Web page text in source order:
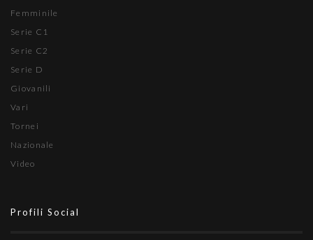
Femminile
Serie C1
Serie C2
Serie D
Giovanili
Vari
Tornei
Nazionale
Video
Profili Social